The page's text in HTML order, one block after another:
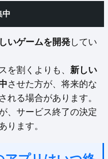
中
いゲームを開発 してい
を割くよりも、 新しい
させた方が、将来的な
れる場合があります。
、サービス終了の決定
ります。